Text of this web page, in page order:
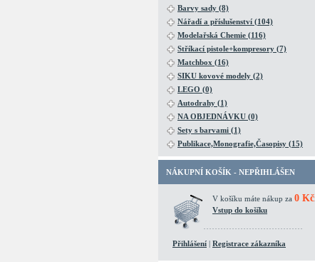
Barvy sady (8)
Nářadí a příslušenství (104)
Modelařská Chemie (116)
Stříkací pistole+kompresory (7)
Matchbox (16)
SIKU kovové modely (2)
LEGO (0)
Autodrahy (1)
NA OBJEDNÁVKU (0)
Sety s barvami (1)
Publikace,Monografie,Časopisy (15)
NÁKUPNÍ KOŠÍK - NEPŘIHLÁŠEN
V košíku máte nákup za 0 Kč
Vstup do košíku
Přihlášení | Registrace zákazníka